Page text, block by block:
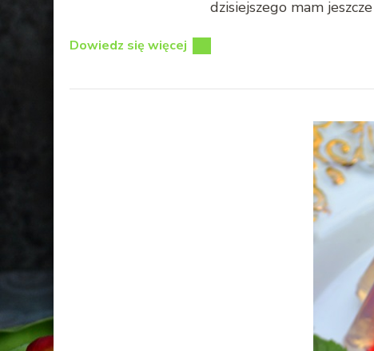
dzisiejszego mam
Dowiedz się więcej